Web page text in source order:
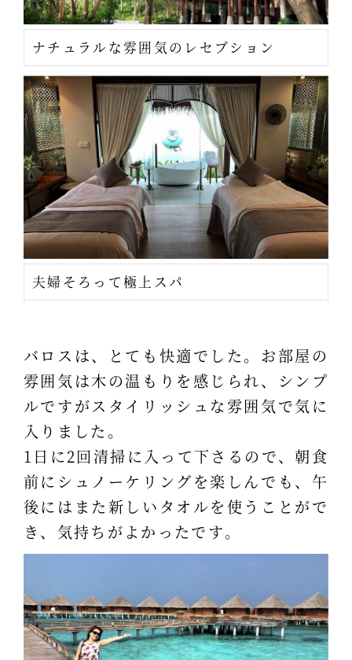
ナチュラルな雰囲気のレセプション
夫婦そろって極上スパ
バロスは、とても快適でした。お部屋の
雰囲気は木の温もりを感じられ、シンプ
ルですがスタイリッシュな雰囲気で気に
入りました。
1日に2回清掃に入って下さるので、朝食
前にシュノーケリングを楽しんでも、午
後にはまた新しいタオルを使うことがで
き、気持ちがよかったです。